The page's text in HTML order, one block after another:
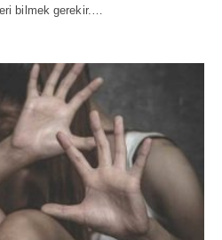
bilmek gerekir.…